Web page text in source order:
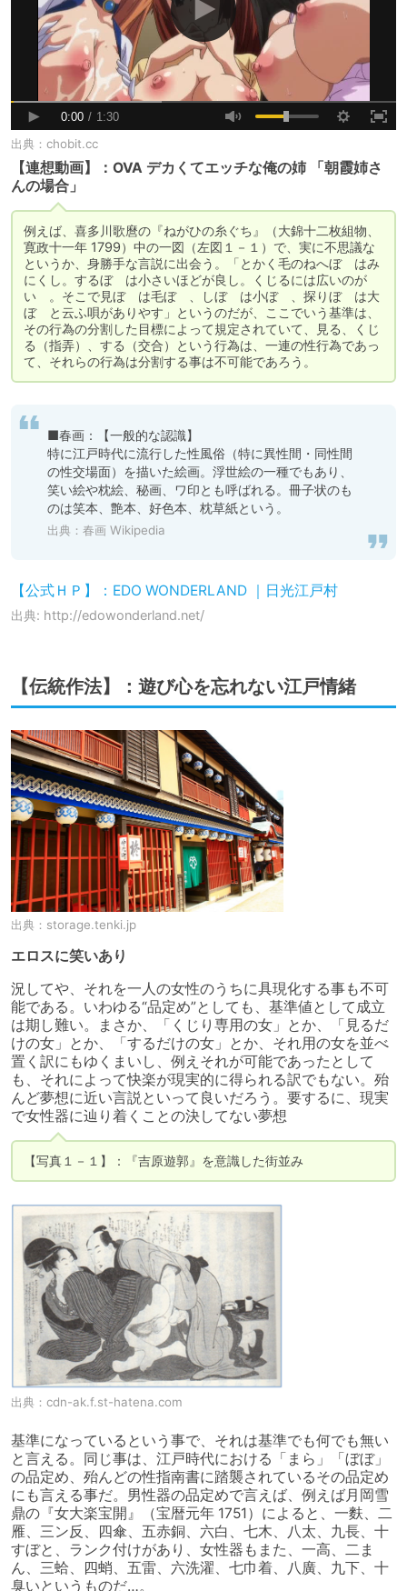
出典： chobit.cc
【連想動画】：OVA デカくてエッチな俺の姉 「朝霞姉さ
んの場合」
例えば、喜多川歌麿の『ねがひの糸ぐち』（大錦十二枚組物、
寛政十一年 1799）中の一図（左図１－１）で、実に不思議な
というか、身勝手な言説に出会う。「とかく毛のねへぼゞはみ
にくし。するぼゞは小さいほどが良し。くじるには広いのが
いゝ。そこで見ぼゞは毛ぼゞ、しぼゞは小ぼゞ、探りぼゞは大
ぼゞと云ふ唄がありやす」というのだが、ここでいう基準は、
その行為の分割した目標によって規定されていて、見る、くじ
る（指弄）、する（交合）という行為は、一連の性行為であっ
て、それらの行為は分割する事は不可能であろう。
■春画：【一般的な認識】
特に江戸時代に流行した性風俗（特に異性間・同性間
の性交場面）を描いた絵画。浮世絵の一種でもあり、
笑い絵や枕絵、秘画、ワ印とも呼ばれる。冊子状のも
のは笑本、艶本、好色本、枕草紙という。
出典： 春画 Wikipedia
【公式ＨＰ】：EDO WONDERLAND ｜日光江戸村
出典: http://edowonderland.net/
【伝統作法】：遊び心を忘れない江戸情緒
出典： storage.tenki.jp
エロスに笑いあり
況してや、それを一人の女性のうちに具現化する事も不可
能である。いわゆる“品定め”としても、基準値として成立
は期し難い。まさか、「くじり専用の女」とか、「見るだ
けの女」とか、「するだけの女」とか、それ用の女を並べ
置く訳にもゆくまいし、例えそれが可能であったとして
も、それによって快楽が現実的に得られる訳でもない。殆
んど夢想に近い言説といって良いだろう。要するに、現実
で女性器に辿り着くことの決してない夢想
【写真１－１】：『吉原遊郭』を意識した街並み
出典： cdn-ak.f.st-hatena.com
基準になっているという事で、それは基準でも何でも無い
と言える。同じ事は、江戸時代における「まら」「ぼぼ」
の品定め、殆んどの性指南書に踏襲されているその品定め
にも言える事だ。男性器の品定めで言えば、例えば月岡雪
鼎の『女大楽宝開』（宝暦元年 1751）によると、一麩、二
雁、三ン反、四傘、五赤銅、六白、七木、八太、九長、十
すぼと、ランク付けがあり、女性器もまた、一高、二ま
ん、三蛤、四蛸、五雷、六洗濯、七巾着、八廣、九下、十
臭いというものだ…。